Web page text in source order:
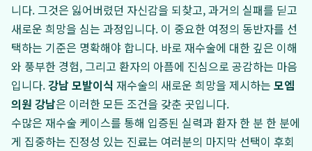
니다. 그것은 잃어버렸던 자신감을 되찾고, 과거의 실패를 딛고
새로운 희망을 심는 과정입니다. 이 중요한 여정의 동반자를 선
택하는 기준은 명확해야 합니다. 바로 재수술에 대한 깊은 이해
와 풍부한 경험, 그리고 환자의 아픔에 진심으로 공감하는 마음
입니다.강남 모발이식 재수술의 새로운 희망을 제시하는 모엠
의원 강남은 이러한 모든 조건을 갖춘 곳입니다.
수많은 재수술 케이스를 통해 입증된 실력과 환자 한 분 한 분에
게 집중하는 진정성 있는 진료는 여러분의 마지막 선택이 후회